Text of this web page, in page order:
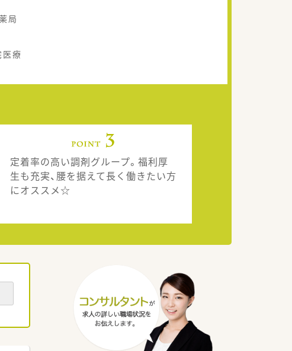
局
療
定着率の高い調剤グループ。福利厚
生も充実、腰を据えて長く働きたい方
にオススメ☆